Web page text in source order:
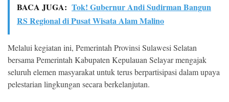
BACA JUGA: Tok! Gubernur Andi Sudirman Bangun
RS Regional di Pusat Wisata Alam Malino
Melalui kegiatan ini, Pemerintah Provinsi Sulawesi Selatan
bersama Pemerintah Kabupaten Kepulauan Selayar mengajak
seluruh elemen masyarakat untuk terus berpartisipasi dalam upaya
pelestarian lingkungan secara berkelanjutan.